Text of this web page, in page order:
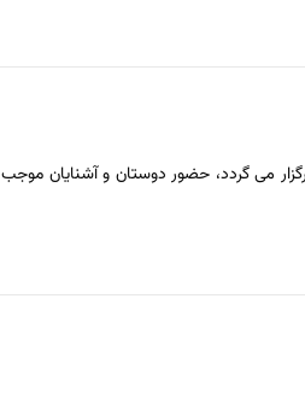
خیابان قادری برگزار می گردد، حضور دوستان و آشنایان موجب